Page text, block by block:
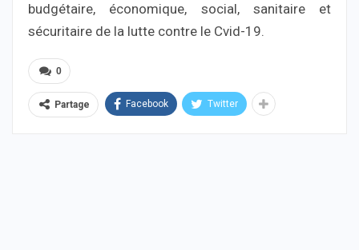
budgétaire, économique, social, sanitaire et
sécuritaire de la lutte contre le Cvid-19.
0
Partage Facebook Twitter